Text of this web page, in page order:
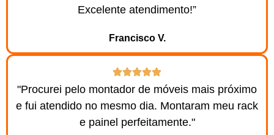
Excelente atendimento!”
Francisco V.
"Procurei pelo montador de móveis mais próximo
e fui atendido no mesmo dia. Montaram meu rack
e painel perfeitamente."